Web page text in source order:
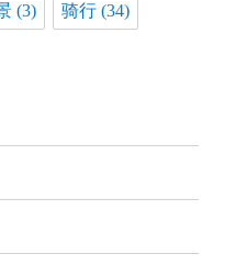
(3) 骑行 (34)